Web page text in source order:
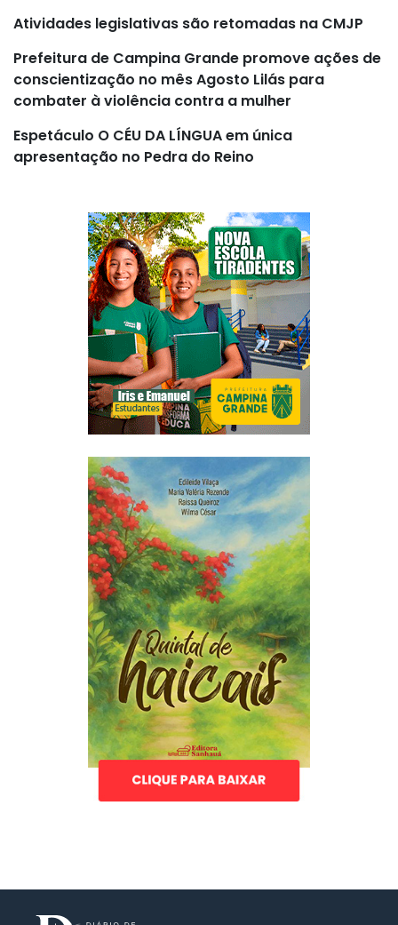
Atividades legislativas são retomadas na CMJP
Prefeitura de Campina Grande promove ações de
conscientização no mês Agosto Lilás para
combater à violência contra a mulher
Espetáculo O CÉU DA LÍNGUA em única
apresentação no Pedra do Reino